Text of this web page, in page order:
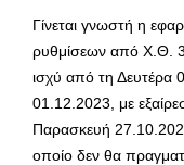
Γίνεται γνωστή η
ρυθμίσεων από Χ.Θ.
ισχύ από τη Δευτέρα
01.12.2023, με
Παρασκευή
οποίο δεν θα